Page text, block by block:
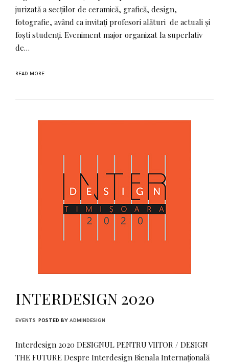
jurizată a secțiilor de ceramică, grafică, design,
fotografie, având ca invitați profesori alături de actuali și
foști studenți. Eveniment major organizat la superlativ
de…
READ MORE
INTERDESIGN 2020
EVENTS POSTED BY ADMINDESIGN
Interdesign 2020 DESIGNUL PENTRU VIITOR / DESIGN
THE FUTURE Despre Interdesign Bienala Internațională